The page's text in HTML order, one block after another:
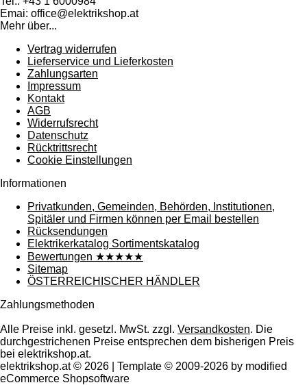
Emai: office@elektrikshop.at
Mehr über...
Vertrag widerrufen
Lieferservice und Lieferkosten
Zahlungsarten
Impressum
Kontakt
AGB
Widerrufsrecht
Datenschutz
Rücktrittsrecht
Cookie Einstellungen
Informationen
Privatkunden, Gemeinden, Behörden, Institutionen,
Spitäler und Firmen können per Email bestellen
Rücksendungen
Elektrikerkatalog Sortimentskatalog
Bewertungen ★★★★★
Sitemap
ÖSTERREICHISCHER HÄNDLER
Zahlungsmethoden
Alle Preise inkl. gesetzl. MwSt. zzgl. Versandkosten. Die
durchgestrichenen Preise entsprechen dem bisherigen Preis
bei elektrikshop.at.
elektrikshop.at © 2026 | Template © 2009-2026 by modified
eCommerce Shopsoftware